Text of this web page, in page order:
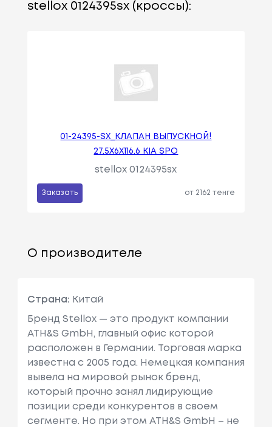
stellox 0124395sx (кроссы):
01-24395-SX_КЛАПАН ВЫПУСКНОЙ!
27.5X6X116.6 KIA SPO
stellox 0124395sx
Заказать от 2162 тенге
О производителе
Страна: Китай
Бренд Stellox — это продукт компании
ATH&S GmbH, главный офис которой
расположен в Германии. Торговая марка
известна с 2005 года. Немецкая компания
вывела на мировой рынок бренд,
который прочно занял лидирующие
позиции среди конкурентов в своем
сегменте. Но при этом ATH&S GmbH – не